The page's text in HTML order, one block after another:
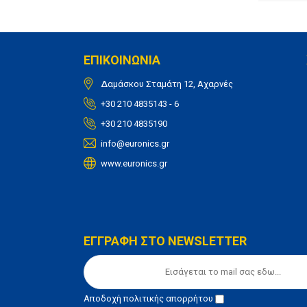
ΕΠΙΚΟΙΝΩΝΙΑ
Δαμάσκου Σταμάτη 12, Αχαρνές
+30 210 4835143 - 6
+30 210 4835190
info@euronics.gr
www.euronics.gr
ΕΓΓΡΑΦΗ ΣΤΟ NEWSLETTER
Αποδοχήπολιτικής απορρήτου